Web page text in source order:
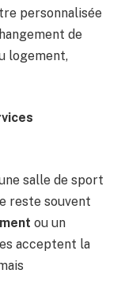
personnalisée
de
logement,
salle de sport
reste souvent
ou un
acceptent la